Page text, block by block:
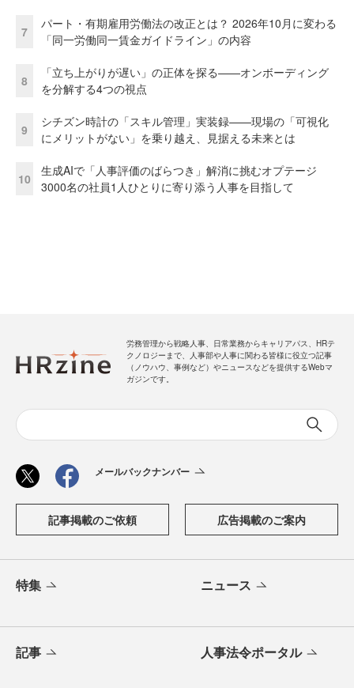
7
パート・有期雇用労働法の改正とは？ 2026年10月に変わる
「同一労働同一賃金ガイドライン」の内容
8
「立ち上がりが遅い」の正体を探る——オンボーディング
を分解する4つの視点
9
シチズン時計の「スキル管理」実装録——現場の「可視化
にメリットがない」を乗り越え、見据える未来とは
10
生成AIで「人事評価のばらつき」解消に挑むオプテージ
3000名の社員1人ひとりに寄り添う人事を目指して
労務管理から戦略人事、日常業務からキャリアパス、HRテ
クノロジーまで、人事部や人事に関わる皆様に役立つ記事
（ノウハウ、事例など）やニュースなどを提供するWebマ
ガジンです。
メールバックナンバー
記事掲載のご依頼 広告掲載のご案内
特集 ニュース
記事 人事法令ポータル